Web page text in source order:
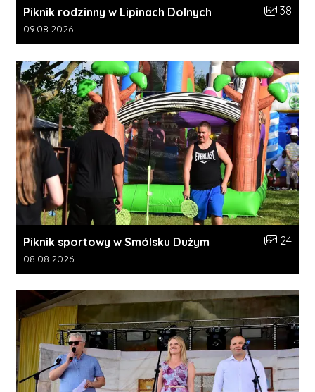
Piknik rodzinny w Lipinach Dolnych Liczba
38
Data dodania galerii:
09.08.2026
Piknik sportowy w Smólsku Dużym Liczba
24
Data dodania galerii:
08.08.2026